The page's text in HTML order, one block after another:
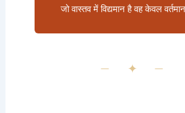
जो वास्तव में विद्यमान है वह केवल
— ✦ —